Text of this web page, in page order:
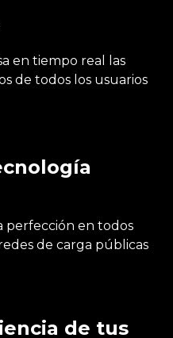
en tiempo real las
de todos los usuarios
perfección en todos
de carga públicas
de tus